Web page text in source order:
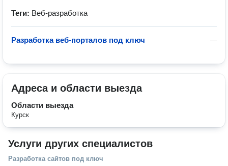
Теги: Веб-разработка
—
Разработка веб-порталов под ключ
Адреса и области выезда
Области выезда
Курск
Услуги других специалистов
Разработка сайтов под ключ